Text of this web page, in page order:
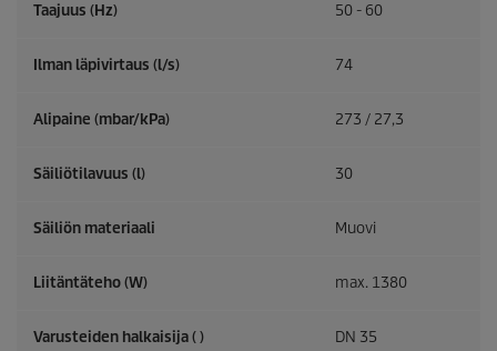
Taajuus (Hz) 50 - 60
Ilman läpivirtaus (l/s) 74
Alipaine (mbar/kPa) 273 / 27,3
Säiliötilavuus (l) 30
Säiliön materiaali Muovi
Liitäntäteho (W) max. 1380
Varusteiden halkaisija ( ) DN 35